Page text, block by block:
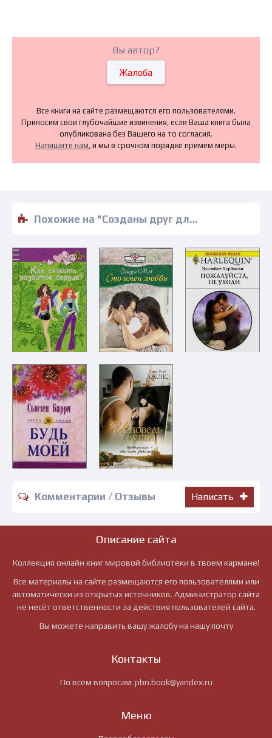
Вы автор?
Жалоба
Все книги на сайте размещаются его пользователями.
Приносим свои глубочайшие извинения, если Ваша книга была
опубликована без Вашего на то согласия.
Напишите нам, и мы в срочном порядке примем меры.
Похожие на "Созданы друг для друга - Шерил Кушнер" книги читать бесплатно полные версии
Комментарии / Отзывы Написать
Описание сайта
Коллекция онлайн книг мировой библиотеки в твоем кармане!
Все материалы на сайте размещаются его пользователями или
автоматически из открытых источников. Администратор сайта
не несёт ответственности за действия пользователей сайта.
Вы можете направить вашу жалобу на нашу почту
Контакты
По всем вопросам: pbn.book@yandex.ru
Меню